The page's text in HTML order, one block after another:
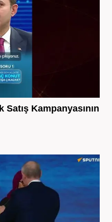
Kampanyasının